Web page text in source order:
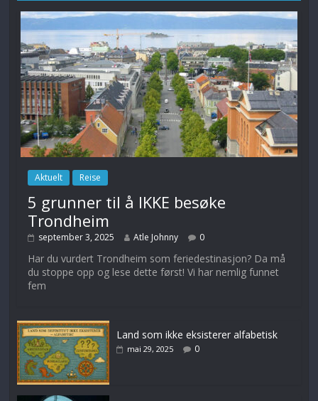
Aktuelt Reise
5 grunner til å IKKE besøke
Trondheim
september 3, 2025 Atle Johnny 0
Har du vurdert Trondheim som feriedestinasjon? Da må
du stoppe opp og lese dette først! Vi har nemlig funnet
fem
Land som ikke eksisterer alfabetisk
mai 29, 2025 0